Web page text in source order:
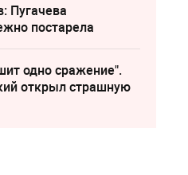
Пугачева
постарела
одно сражение".
открыл страшную